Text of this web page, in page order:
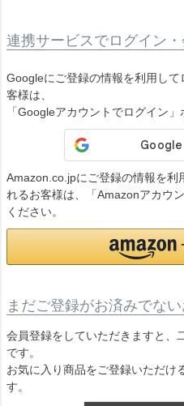
連携サービスでログイン
Googleにご登録の情報を利用し
客様は、
「Googleアカウントでログイン
Amazon.co.jpにご登録の情報を利
れるお客様は、「Amazonアカウ
ください。
まだご登録がお済みでな
会員登録をしていただきますと、
です。
お気に入り商品をご登録いただけ
す。